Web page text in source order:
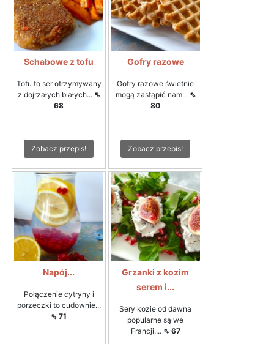
Schabowe z tofu
Tofu to ser otrzymywany
z dojrzałych białych... ⇖
68
Zobacz przepis!
Gofry razowe
Gofry razowe świetnie
mogą zastąpić nam... ⇖
80
Zobacz przepis!
Napój...
Połączenie cytryny i
porzeczki to cudownie...
⇖ 71
Grzanki z kozim
serem i...
Sery kozie od dawna
popularne są we
Francji,... ⇖ 67